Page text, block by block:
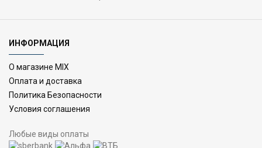
ИНФОРМАЦИЯ
О магазине MIX
Оплата и доставка
Политика Безопасности
Условия соглашения
Любые виды оплаты